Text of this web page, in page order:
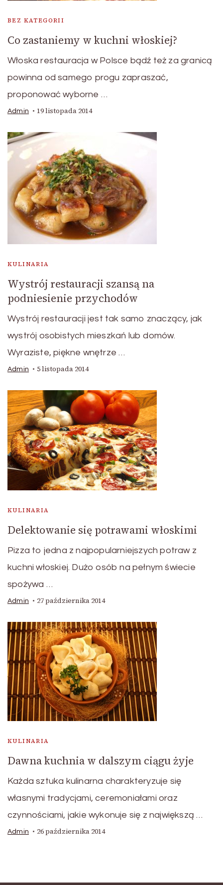
BEZ KATEGORII
Co zastaniemy w kuchni włoskiej?
Włoska restauracja w Polsce bądź też za granicą
powinna od samego progu zapraszać,
proponować wyborne …
Admin 19 listopada 2014
KULINARIA
Wystrój restauracji szansą na
podniesienie przychodów
Wystrój restauracji jest tak samo znaczący, jak
wystrój osobistych mieszkań lub domów.
Wyraziste, piękne wnętrze …
Admin 5 listopada 2014
KULINARIA
Delektowanie się potrawami włoskimi
Pizza to jedna z najpopularniejszych potraw z
kuchni włoskiej. Dużo osób na pełnym świecie
spożywa …
Admin 27 października 2014
KULINARIA
Dawna kuchnia w dalszym ciągu żyje
Każda sztuka kulinarna charakteryzuje się
własnymi tradycjami, ceremoniałami oraz
czynnościami, jakie wykonuje się z największą …
Admin 26 października 2014